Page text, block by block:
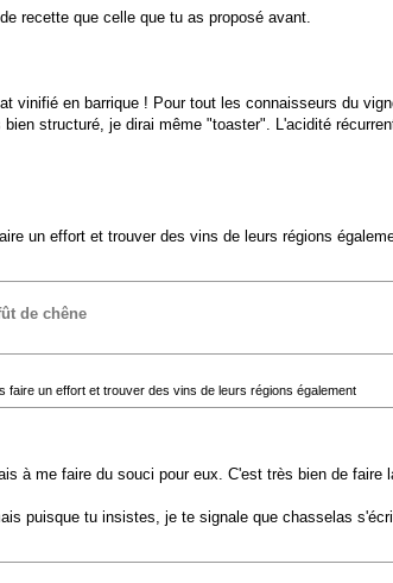
recette que celle que tu as proposé avant.
vinifié en barrique ! Pour tout les connaisseurs du
structuré, je dirai même "toaster". L'acidité
un effort et trouver des vins de leurs régions
de chêne
faire un effort et trouver des vins de leurs régions également
à me faire du souci pour eux. C'est très bien de
puisque tu insistes, je te signale que chasselas